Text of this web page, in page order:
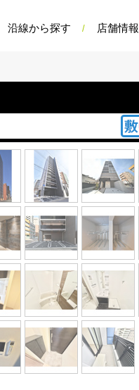
沿線から探す 店舗情報